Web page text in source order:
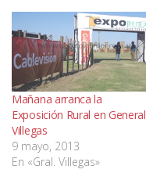
Mañana arranca la
Exposición Rural en General
Villegas
9 mayo, 2013
En «Gral. Villegas»